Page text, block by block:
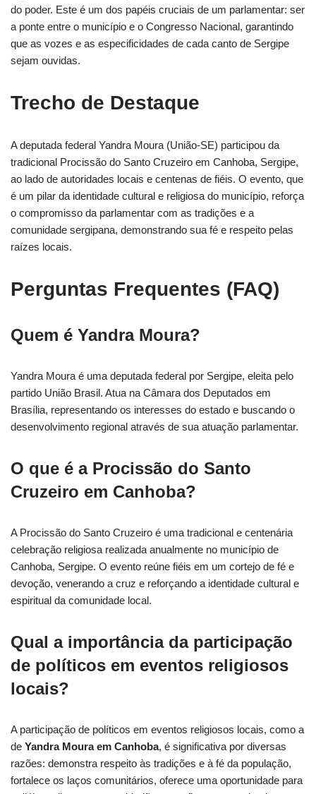
do poder. Este é um dos papéis cruciais de um parlamentar: ser
a ponte entre o município e o Congresso Nacional, garantindo
que as vozes e as especificidades de cada canto de Sergipe
sejam ouvidas.
Trecho de Destaque
A deputada federal Yandra Moura (União-SE) participou da
tradicional Procissão do Santo Cruzeiro em Canhoba, Sergipe,
ao lado de autoridades locais e centenas de fiéis. O evento, que
é um pilar da identidade cultural e religiosa do município, reforça
o compromisso da parlamentar com as tradições e a
comunidade sergipana, demonstrando sua fé e respeito pelas
raízes locais.
Perguntas Frequentes (FAQ)
Quem é Yandra Moura?
Yandra Moura é uma deputada federal por Sergipe, eleita pelo
partido União Brasil. Atua na Câmara dos Deputados em
Brasília, representando os interesses do estado e buscando o
desenvolvimento regional através de sua atuação parlamentar.
O que é a Procissão do Santo
Cruzeiro em Canhoba?
A Procissão do Santo Cruzeiro é uma tradicional e centenária
celebração religiosa realizada anualmente no município de
Canhoba, Sergipe. O evento reúne fiéis em um cortejo de fé e
devoção, venerando a cruz e reforçando a identidade cultural e
espiritual da comunidade local.
Qual a importância da participação
de políticos em eventos religiosos
locais?
A participação de políticos em eventos religiosos locais, como a
de Yandra Moura em Canhoba, é significativa por diversas
razões: demonstra respeito às tradições e à fé da população,
fortalece os laços comunitários, oferece uma oportunidade para